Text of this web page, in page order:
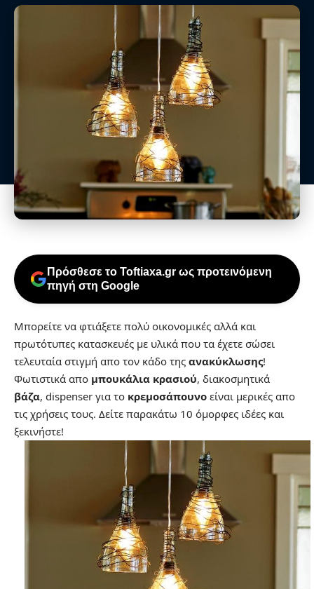
Πρόσθεσε το Toftiaxa.gr ως προτεινόμενη
πηγή στη Google
Μπορείτε να φτιάξετε πολύ οικονομικές αλλά και
πρωτότυπες κατασκευές με υλικά που τα έχετε σώσει
τελευταία στιγμή απο τον κάδο της ανακύκλωσης!
Φωτιστικά απο μπουκάλια κρασιού, διακοσμητικά
βάζα, dispenser για το κρεμοσάπουνο είναι μερικές απο
τις χρήσεις τους. Δείτε παρακάτω 10 όμορφες ιδέες και
ξεκινήστε!